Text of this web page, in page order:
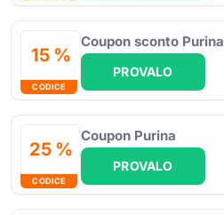
15 %
CODICE
Coupon sconto Purina
PROVALO
25 %
CODICE
Coupon Purina
PROVALO